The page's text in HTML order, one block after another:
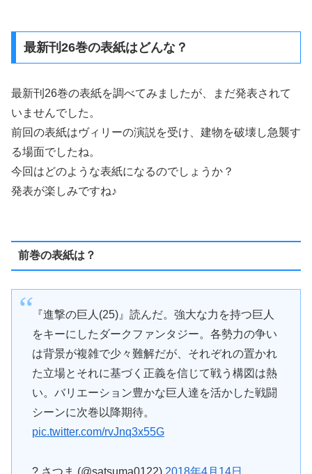
最新刊26巻の表紙はどんな？
最新刊26巻の表紙を調べてみましたが、まだ発表されて
いませんでした。
前回の表紙はヴィリーの演説を受け、建物を破壊し急襲す
る場面でしたね。
今回はどのような表紙になるのでしょうか？
発表が楽しみですね♪
前巻の表紙は？
『進撃の巨人(25)』読んだ。強大な力を持つ巨人
をキーにしたダークファンタジー。各勢力の争い
は背景が複雑で少々難解だが、それぞれの置かれ
た立場とそれに基づく正義を信じて戦う構図は熱
い。バリエーション豊かな巨人達を活かした戦闘
シーンに次巻以降期待。
pic.twitter.com/rvJnq3x55G
? さつま (@satsuma0122) 2018年4月14日